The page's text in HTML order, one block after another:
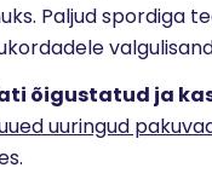
Paljud spordiga
õigustatud ja
uuringud